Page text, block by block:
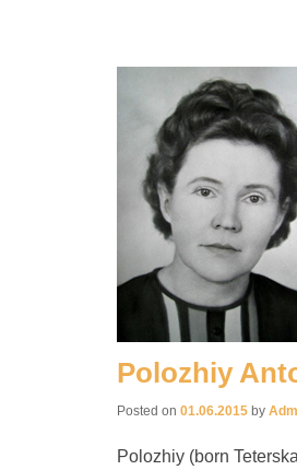
Polozhiy
Posted on 01.06.2015 by
Polozhiy (born